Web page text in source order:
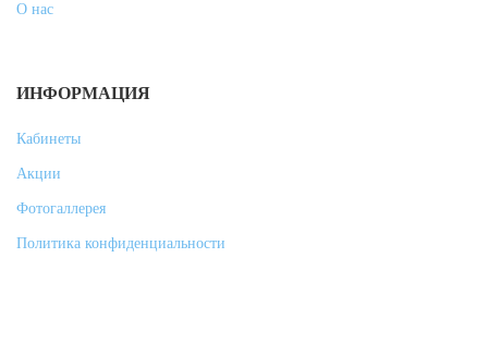
О нас
ИНФОРМАЦИЯ
Кабинеты
Акции
Фотогаллерея
Политика конфиденциальности